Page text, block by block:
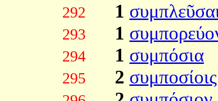
292 1
293 1
294 1 συμπόσια
295 2 συμποσίοις